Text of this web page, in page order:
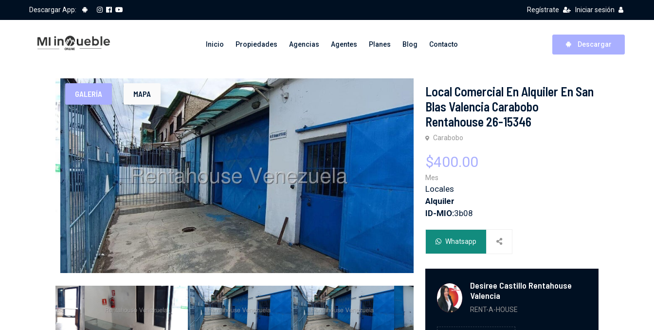
Descargar App: Regístrate Iniciar sesión
Inicio Propiedades Agencias Agentes Planes Blog Contacto Descargar
Local Comercial En Alquiler En San
Blas Valencia Carabobo
Rentahouse 26-15346
Carabobo
$400.00
Mes
Locales
Alquiler
ID-MIO:3b08
Whatsapp
Desiree Castillo Rentahouse
Valencia
RENT-A-HOUSE
GALERÍA MAPA